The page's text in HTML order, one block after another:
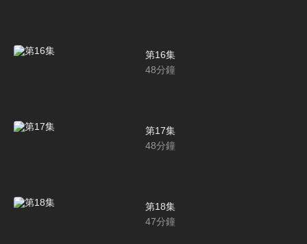
第16集
48分鐘
第17集
48分鐘
第18集
47分鐘